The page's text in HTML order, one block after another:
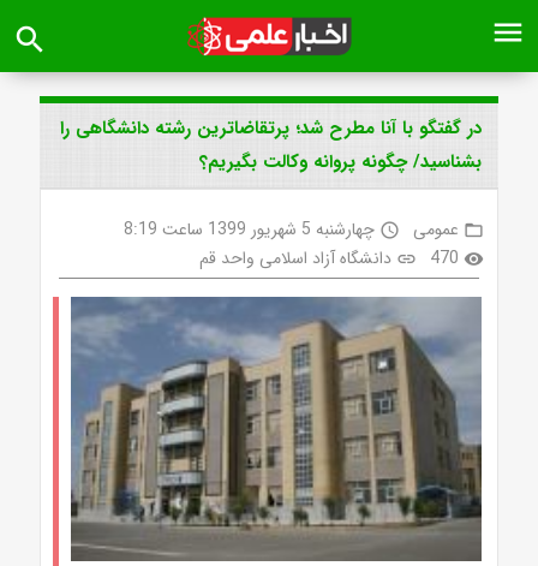
menu
search
در گفتگو با آنا مطرح شد؛ پرتقاضاترین رشته دانشگاهی را
بشناسید/ چگونه پروانه وکالت بگیریم؟
folder_open عمومی access_time چهارشنبه 5 شهریور 1399 ساعت 8:19
visibility
470
link دانشگاه آزاد اسلامی واحد قم